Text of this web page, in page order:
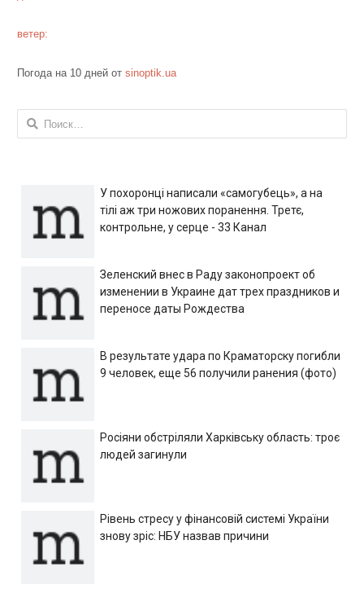
ветер:
Погода на 10 дней от sinoptik.ua
Найти:
У похоронці написали «самогубець», а на
тілі аж три ножових поранення. Третє,
контрольне, у серце - 33 Канал
Зеленский внес в Раду законопроект об
изменении в Украине дат трех праздников и
переносе даты Рождества
В результате удара по Краматорску погибли
9 человек, еще 56 получили ранения (фото)
Росіяни обстріляли Харківську область: троє
людей загинули
Рівень стресу у фінансовій системі України
знову зріс: НБУ назвав причини